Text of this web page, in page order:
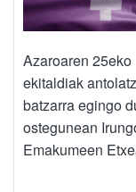
Azaroaren 25eko
ekitaldiak
batzarra egingo
ostegunean
Emakumeen